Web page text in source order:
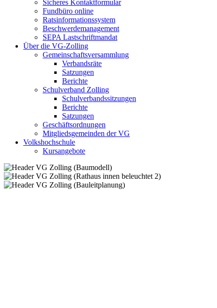
Sicheres Kontaktformular
Fundbüro online
Ratsinformationssystem
Beschwerdemanagement
SEPA Lastschriftmandat
Über die VG-Zolling
Gemeinschaftsversammlung
Verbandsräte
Satzungen
Berichte
Schulverband Zolling
Schulverbandssitzungen
Berichte
Satzungen
Geschäftsordnungen
Mitgliedsgemeinden der VG
Volkshochschule
Kursangebote